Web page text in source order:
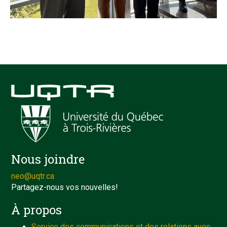
Nous joindre
neo@uqtr.ca
Partagez-nous vos nouvelles!
À propos